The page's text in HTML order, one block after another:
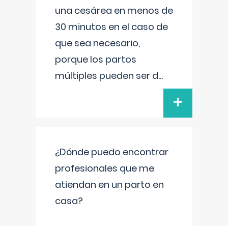
una cesárea en menos de
30 minutos en el caso de
que sea necesario,
porque los partos
múltiples pueden ser d...
+
¿Dónde puedo encontrar
profesionales que me
atiendan en un parto en
casa?